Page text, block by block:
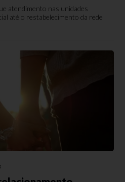
atendimento nas unidades
até o restabelecimento da rede